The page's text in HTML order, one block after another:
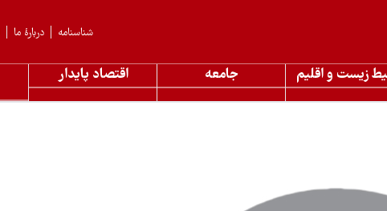
دربارهٔ ما شناسنامه
زیست و اقلیم جامعه اقتصاد پایدار